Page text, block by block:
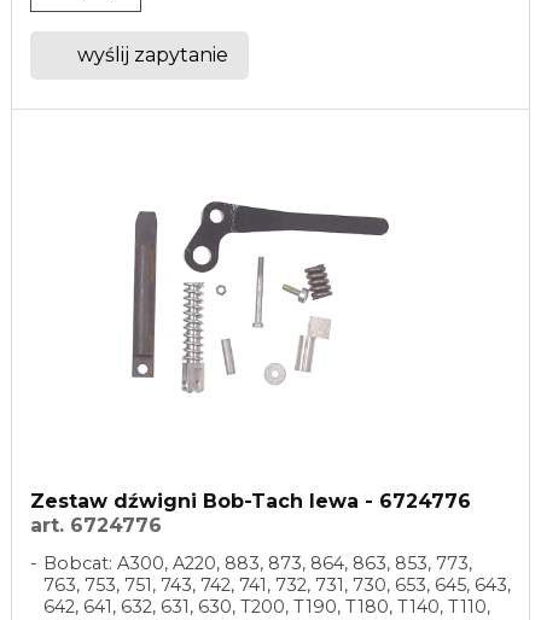
wyślij zapytanie
Zestaw dźwigni Bob-Tach lewa - 6724776
art. 6724776
Bobcat: A300, A220, 883, 873, 864, 863, 853, 773,
763, 753, 751, 743, 742, 741, 732, 731, 730, 653, 645, 643,
642, 641, 632, 631, 630, T200, T190, T180, T140, T110,